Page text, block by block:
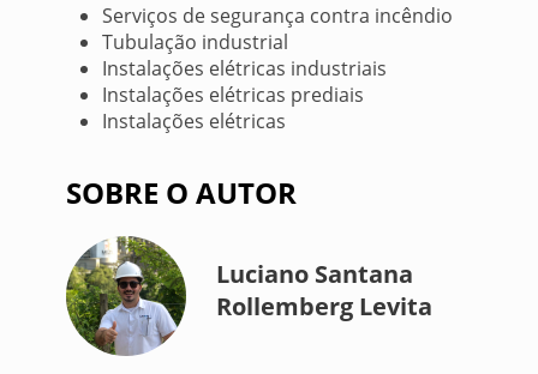
Serviços de segurança contra incêndio
Tubulação industrial
Instalações elétricas industriais
Instalações elétricas prediais
Instalações elétricas
SOBRE O AUTOR
Luciano Santana
Rollemberg Levita